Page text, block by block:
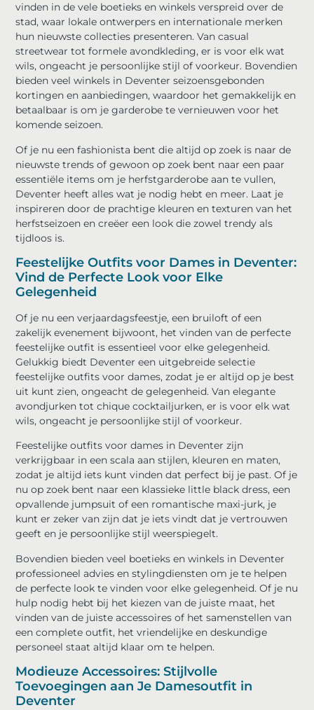
vinden in de vele boetieks en winkels verspreid over de
stad, waar lokale ontwerpers en internationale merken
hun nieuwste collecties presenteren. Van casual
streetwear tot formele avondkleding, er is voor elk wat
wils, ongeacht je persoonlijke stijl of voorkeur. Bovendien
bieden veel winkels in Deventer seizoensgebonden
kortingen en aanbiedingen, waardoor het gemakkelijk en
betaalbaar is om je garderobe te vernieuwen voor het
komende seizoen.
Of je nu een fashionista bent die altijd op zoek is naar de
nieuwste trends of gewoon op zoek bent naar een paar
essentiële items om je herfstgarderobe aan te vullen,
Deventer heeft alles wat je nodig hebt en meer. Laat je
inspireren door de prachtige kleuren en texturen van het
herfstseizoen en creëer een look die zowel trendy als
tijdloos is.
Feestelijke Outfits voor Dames in Deventer:
Vind de Perfecte Look voor Elke
Gelegenheid
Of je nu een verjaardagsfeestje, een bruiloft of een
zakelijk evenement bijwoont, het vinden van de perfecte
feestelijke outfit is essentieel voor elke gelegenheid.
Gelukkig biedt Deventer een uitgebreide selectie
feestelijke outfits voor dames, zodat je er altijd op je best
uit kunt zien, ongeacht de gelegenheid. Van elegante
avondjurken tot chique cocktailjurken, er is voor elk wat
wils, ongeacht je persoonlijke stijl of voorkeur.
Feestelijke outfits voor dames in Deventer zijn
verkrijgbaar in een scala aan stijlen, kleuren en maten,
zodat je altijd iets kunt vinden dat perfect bij je past. Of je
nu op zoek bent naar een klassieke little black dress, een
opvallende jumpsuit of een romantische maxi-jurk, je
kunt er zeker van zijn dat je iets vindt dat je vertrouwen
geeft en je persoonlijke stijl weerspiegelt.
Bovendien bieden veel boetieks en winkels in Deventer
professioneel advies en stylingdiensten om je te helpen
de perfecte look te vinden voor elke gelegenheid. Of je nu
hulp nodig hebt bij het kiezen van de juiste maat, het
vinden van de juiste accessoires of het samenstellen van
een complete outfit, het vriendelijke en deskundige
personeel staat altijd klaar om te helpen.
Modieuze Accessoires: Stijlvolle
Toevoegingen aan Je Damesoutfit in
Deventer